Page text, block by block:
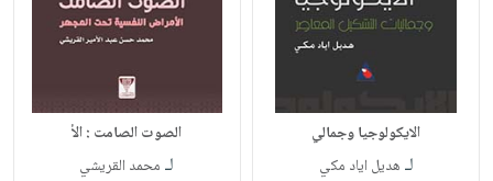
الايكولوجيا وجمالي
لـ هديل اياد مكي
الصوت الصامت : الأ
لـ محمد القريشي